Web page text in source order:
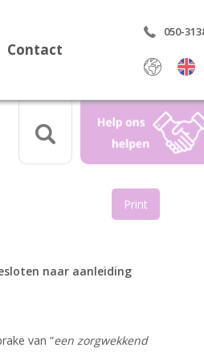
Contact
050-
Select
Print
naar aanleiding
van “een zorgwekkend